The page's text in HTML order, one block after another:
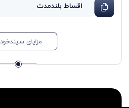
اقساط بلندمدت
مزایای